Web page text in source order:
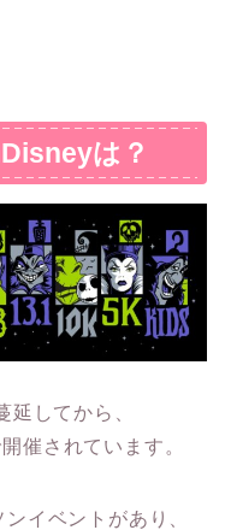
は？
延してから、
催されています。
ンイベントがあり、